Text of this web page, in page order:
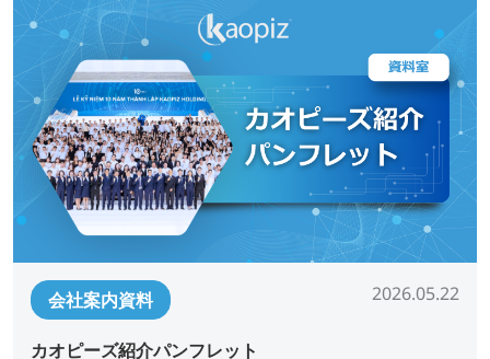
会社案内資料 2026.05.22
カオピーズ紹介パンフレット